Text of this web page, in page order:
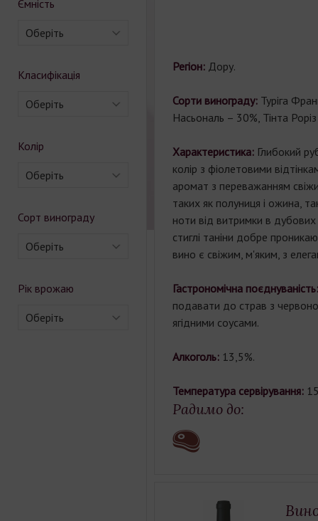
Ємність
Оберіть
Класифікація
Оберіть
Колір
Оберіть
Сорт винограду
Оберіть
Рік врожаю
Оберіть
Регіон: Дору.
Сорти винограду: Туріга
Насьональ – 30%, Тінта
Характеристика: Глибокий
колір з фіолетовими
аромат з переважанням
таких як полуниця і ожина,
ноти від витримки в дубових
стиглі таніни добре
вино є свіжим, м'яким, з
Гастрономічна
подавати до страв з
ягідними соусами.
Алкоголь: 13,5%.
Температура сервірування:
Радимо до: